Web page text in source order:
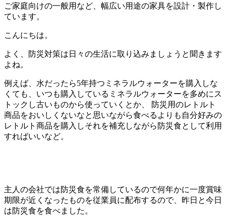
ご家庭向けの一般用など、幅広い用途の家具を設計・製作し
ています。
こんにちは。
よく、防災対策は日々の生活に取り込みましょうと聞きます
よね。
例えば、水だったら5年持つミネラルウォーターを購入しな
くても、いつも購入しているミネラルウォーターを多めにス
トックし古いものから使っていくとか、 防災用のレトルト
商品をおいしくないなと思いながら食べるよりも自分好みの
レトルト商品を購入しそれを補充しながら防災食として利用
すればいいなど。
主人の会社では防災食を常備しているので何年かに一度賞味
期限が近くなったものを従業員に配布するので、昨日と今日
は防災食を食べました。